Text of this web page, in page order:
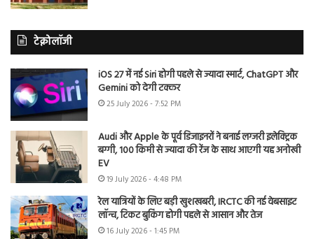
टेक्नोलॉजी
iOS 27 में नई Siri होगी पहले से ज्यादा स्मार्ट, ChatGPT और
Gemini को देगी टक्कर
25 July 2026 - 7:52 PM
Audi और Apple के पूर्व डिजाइनरों ने बनाई लग्जरी इलेक्ट्रिक
बग्गी, 100 किमी से ज्यादा की रेंज के साथ आएगी यह अनोखी
EV
19 July 2026 - 4:48 PM
रेल यात्रियों के लिए बड़ी खुशखबरी, IRCTC की नई वेबसाइट
लॉन्च, टिकट बुकिंग होगी पहले से आसान और तेज
16 July 2026 - 1:45 PM